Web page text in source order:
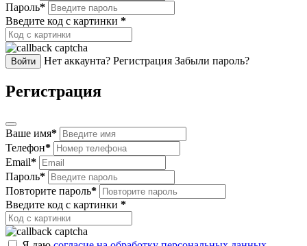
Пароль*
Введите код с картинки *
Войти Нет аккаунта? Регистрация Забыли пароль?
Регистрация
Ваше имя*
Телефон*
Email*
Пароль*
Повторите пароль*
Введите код с картинки *